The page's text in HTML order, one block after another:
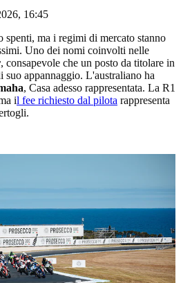
16:45
spenti, ma i regimi di mercato stanno
Uno dei nomi coinvolti nelle
, consapevole che un posto da titolare in
suo appannaggio. L'australiano ha
, Casa adesso rappresentata. La R1
il fee richiesto dal pilota rappresenta